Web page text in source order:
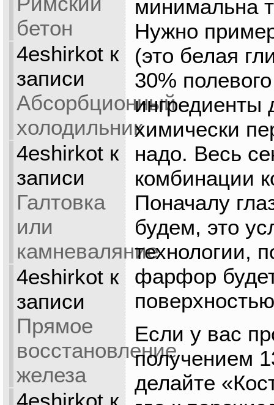
бетон
4eshirkotк
записи
Абсорбционный
холодильник
4eshirkotк
записи
Галтовка
или
камневаляние
4eshirkotк
записи
Прямое
восстановление
железа
минимальна
Нужно
(это белая
30%
ингредиенты
химически
надо. Весь
комбинации
Поначалу
будем, это
технологии,
фарфор
Если у вас
получением
делайте